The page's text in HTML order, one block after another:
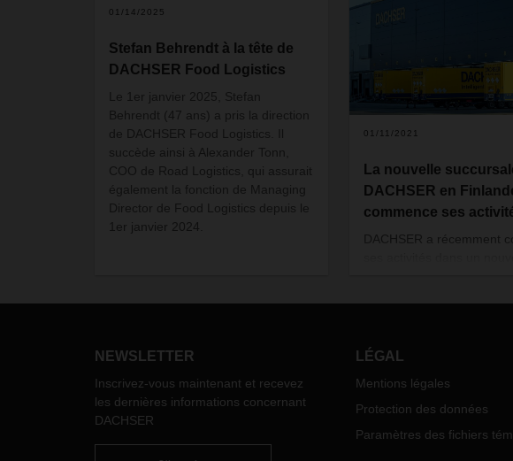
01/14/2025
Stefan Behrendt à la tête de
DACHSER Food Logistics
Le 1er janvier 2025, Stefan
Behrendt (47 ans) a pris la direction
de DACHSER Food Logistics. Il
succède ainsi à Alexander Tonn,
COO de Road Logistics, qui assurait
également la fonction de Managing
Director de Food Logistics depuis le
1er janvier 2024.
01/11/2021
La nouvelle
DACHSER en
commence ses
DACHSER a récemment
prestataire logistique étend
NEWSLETTER
Inscrivez-vous maintenant et recevez
les dernières informations concernant
DACHSER
LÉGAL
Mentions légales
Protection des données
Paramètres des fichiers